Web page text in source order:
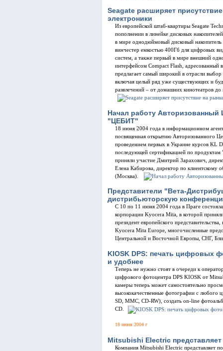
Seagate расширяет
электроники
Из европейской штаб-квартиры Seagate
пополнении в линейке дисковых
в мире однодюймовый дисковый
винчестер емкостью 400Гб для цифровых
систем, а также первый в мире внешний
интерфейсом Compact Flash, адресованный
предлагает самый широкий в отрасли выбор
включая целый ряд уже существующих и
развлечений – от домашних кинотеатров
Начал работу
"ЦЕБИТ"
18 июня 2004 года в информационном
посвященная открытию Авторизованного
проведением первых в Украине курсов KL
последующей сертификацией по продуктам
приняли участие Дмитрий Зарахович,
Елена Кабирова, директор по клиентскому
(Москва).
Представители "Вета-
дистрибьюторскую
С 10 по 11 июня 2004 года в Праге
корпорации Kyocera Mita, в которой
президент европейского
Kyocera Mita Europe, многочисленные
Центральной и Восточной Европы, СНГ,
KIOSK DPS: печать цифровых
и удобнее
Теперь не нужно стоят в очереди к
цифрового фотоцентра DPS KIOSK от
камеры теперь может самоcтоятельно
высококачественные фотографии с любого
SD, MMC, CD-RW), создать on-line
CD.
18 июня 2004 г
Mitsubishi Electric
Компания Mitsubishi Electric представляет